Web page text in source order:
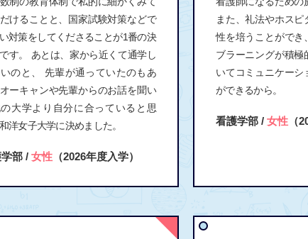
けることと、国家試験対策などで
対策をしてくださることが1番の決
す。 あとは、家から近くて通学し
のと、 先輩が通っていたのもあ
ーキャンや先輩からのお話を聞い
大学より自分に合っていると思
洋女子大学に決めました。
部 / 女性 （2026年度入学）
また、礼法やホス
性を培うことができ
ブラーニングが積極
いてコミュニケーシ
ができるから。
看護学部 / 女性 （